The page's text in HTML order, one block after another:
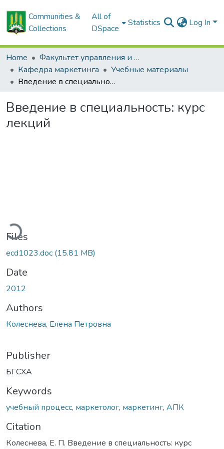
Communities &
Collections
All of
DSpace
Statistics Log In
Home
Факультет управления и социальных коммуникаций
Кафедра маркетинга
Учебные материалы
Введение в специальность: курс лекций
Введение в специальность: курс
лекций
Files
ecd1023.doc (15.81 MB)
Date
2012
Authors
Колеснева, Елена Петровна
Publisher
БГСХА
Keywords
учебный процесс, маркетолог, маркетинг, АПК
Citation
Колеснева, Е. П. Введение в специальность: курс